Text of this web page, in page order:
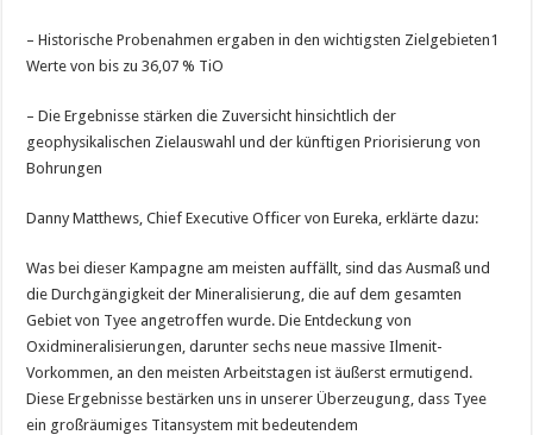
– Historische Probenahmen ergaben in den wichtigsten Zielgebieten1
Werte von bis zu 36,07 % TiO
– Die Ergebnisse stärken die Zuversicht hinsichtlich der
geophysikalischen Zielauswahl und der künftigen Priorisierung von
Bohrungen
Danny Matthews, Chief Executive Officer von Eureka, erklärte dazu:
Was bei dieser Kampagne am meisten auffällt, sind das Ausmaß und
die Durchgängigkeit der Mineralisierung, die auf dem gesamten
Gebiet von Tyee angetroffen wurde. Die Entdeckung von
Oxidmineralisierungen, darunter sechs neue massive Ilmenit-
Vorkommen, an den meisten Arbeitstagen ist äußerst ermutigend.
Diese Ergebnisse bestärken uns in unserer Überzeugung, dass Tyee
ein großräumiges Titansystem mit bedeutendem